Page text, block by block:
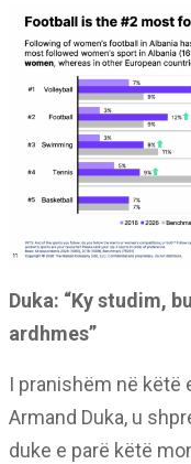
Duka: “Ky studim,
ardhmes”
I pranishëm në këtë
Armand Duka, u
duke e parë këtë